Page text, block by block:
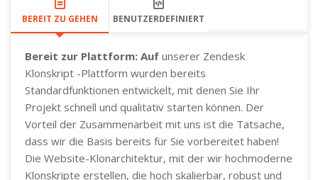
BEREIT ZU GEHEN BENUTZERDEFINIERT
Bereit zur Plattform: Auf unserer Zendesk
Klonskript -Plattform wurden bereits
Standardfunktionen entwickelt, mit denen Sie Ihr
Projekt schnell und qualitativ starten können. Der
Vorteil der Zusammenarbeit mit uns ist die Tatsache,
dass wir die Basis bereits für Sie vorbereitet haben!
Die Website-Klonarchitektur, mit der wir hochmoderne
Klonskripte erstellen, die hoch skalierbar, robust und